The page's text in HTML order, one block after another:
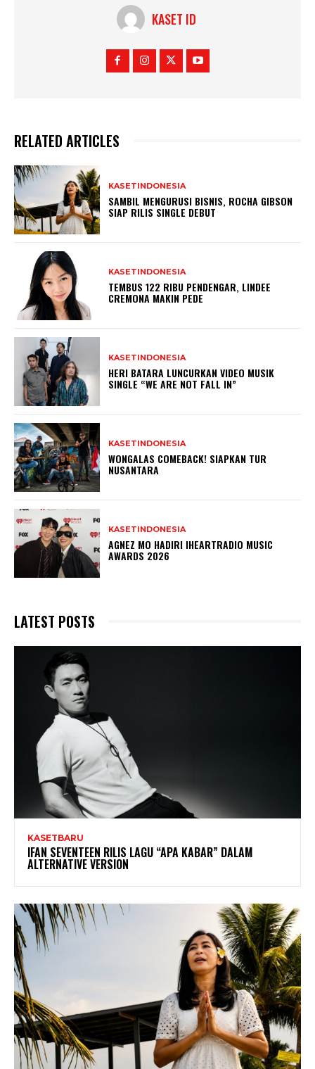
KASET ID
RELATED ARTICLES
KASETINDONESIA
SAMBIL MENGURUSI BISNIS, ROCHA GIBSON
SIAP RILIS SINGLE DEBUT
KASETINDONESIA
TEMBUS 122 RIBU PENDENGAR, LINDEE
CREMONA MAKIN PEDE
KASETINDONESIA
HERI BATARA LUNCURKAN VIDEO MUSIK
SINGLE “WE ARE NOT FALL IN”
KASETINDONESIA
WONGALAS COMEBACK! SIAPKAN TUR
NUSANTARA
KASETINDONESIA
AGNEZ MO HADIRI IHEARTRADIO MUSIC
AWARDS 2026
LATEST POSTS
KASETBARU
IFAN SEVENTEEN RILIS LAGU “APA KABAR” DALAM
ALTERNATIVE VERSION